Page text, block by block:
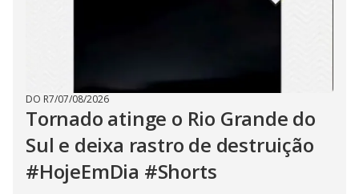
DO R7/07/08/2026
Tornado atinge o Rio Grande do
Sul e deixa rastro de destruição
#HojeEmDia #Shorts